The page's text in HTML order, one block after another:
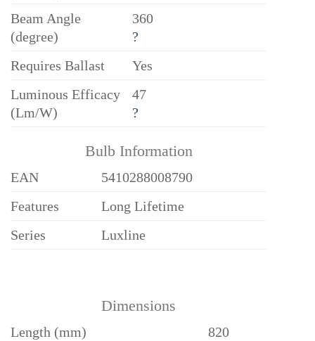
Beam Angle
(degree)
360
?
Requires Ballast
Yes
Luminous Efficacy
(Lm/W)
47
?
Bulb Information
EAN
5410288008790
Features
Long Lifetime
Series
Luxline
Dimensions
Length (mm)
820